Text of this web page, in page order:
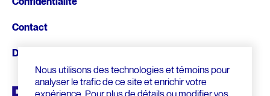
Nous utilisons des technologies et témoins pour
analyser le trafic de ce site et enrichir votre
expérience. Pour plus de détails ou modifier vos
Contact
Donnez